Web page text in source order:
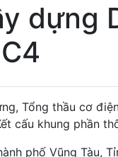
dựng
Tổng thầu cơ
cấu khung phần
phố Vũng Tàu,